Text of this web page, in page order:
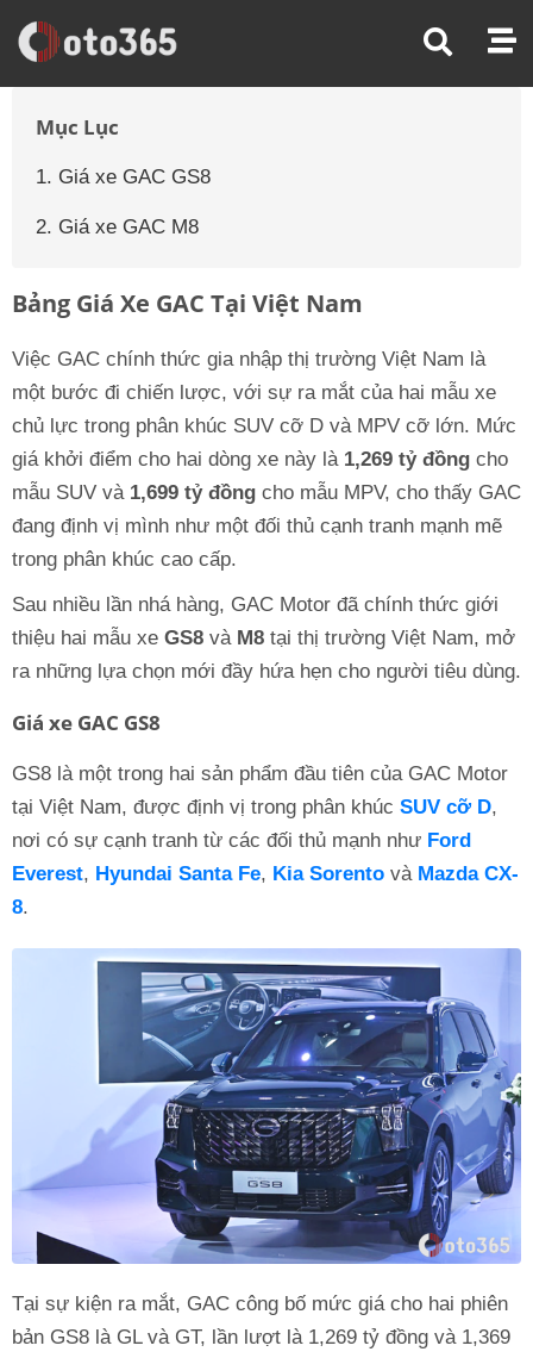
Trang Chủ Giá Xe Ô Tô
Mục Lục
1. Giá xe GAC GS8
2. Giá xe GAC M8
Bảng Giá Xe GAC Tại Việt Nam
Việc GAC chính thức gia nhập thị trường Việt Nam là
một bước đi chiến lược, với sự ra mắt của hai mẫu xe
chủ lực trong phân khúc SUV cỡ D và MPV cỡ lớn. Mức
giá khởi điểm cho hai dòng xe này là 1,269 tỷ đồng cho
mẫu SUV và 1,699 tỷ đồng cho mẫu MPV, cho thấy GAC
đang định vị mình như một đối thủ cạnh tranh mạnh mẽ
trong phân khúc cao cấp.
Sau nhiều lần nhá hàng, GAC Motor đã chính thức giới
thiệu hai mẫu xe GS8 và M8 tại thị trường Việt Nam, mở
ra những lựa chọn mới đầy hứa hẹn cho người tiêu dùng.
Giá xe GAC GS8
GS8 là một trong hai sản phẩm đầu tiên của GAC Motor
tại Việt Nam, được định vị trong phân khúc SUV cỡ D,
nơi có sự cạnh tranh từ các đối thủ mạnh như Ford
Everest, Hyundai Santa Fe, Kia Sorento và Mazda CX-
8.
Tại sự kiện ra mắt, GAC công bố mức giá cho hai phiên
bản GS8 là GL và GT, lần lượt là 1,269 tỷ đồng và 1,369